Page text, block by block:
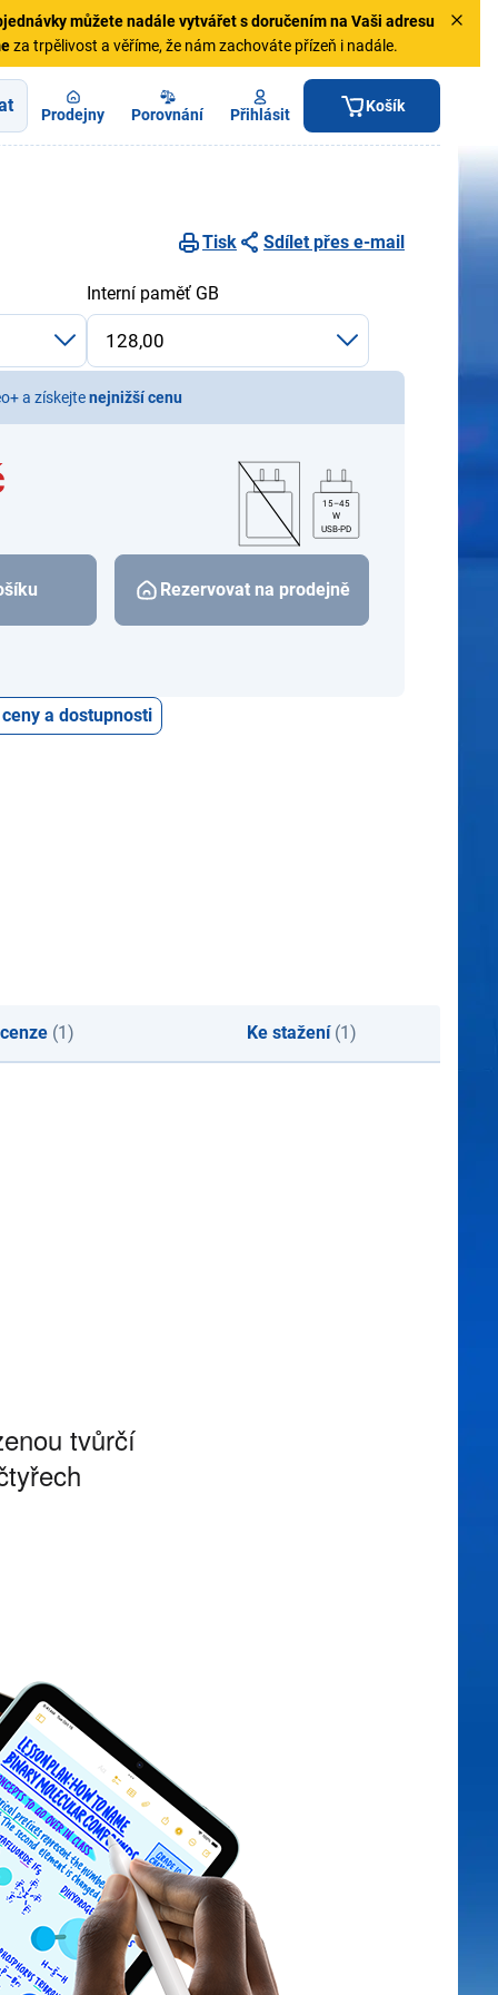
můžete nadále vytvářet s doručením na Vaši adresu
za trpělivost a věříme, že nám zachováte přízeň i nadále.
Prodejny Porovnání Přihlásit Košík
Tisk
Sdílet přes e-mail
Interní paměť GB
a získejtenejnižší cenu
15–45
W
USB-PD
Rezervovat na prodejně
ceny a dostupnosti
(1) Ke stažení(1)
tvůrčí